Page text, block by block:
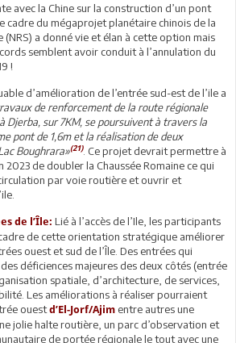
avec la Chine sur la construction d’un pont
cadre du mégaprojet planétaire chinois de la
(NRS) a donné vie et élan à cette option mais
semblent avoir conduit à l’annulation du
!
d’amélioration de l’entrée sud-est de l’ile a
de renforcement de la route régionale
Djerba, sur 7KM, se poursuivent à travers la
pont de 1,6m et la réalisation de deux
Boughrara»(21). Ce projet devrait permettre à
2023 de doubler la Chaussée Romaine ce qui
par voie routière et ouvrir et
de l’Île: Lié à l’accès de l’Ile, les participants
de cette orientation stratégique améliorer
ouest et sud de l’Île. Des entrées qui
déficiences majeures des deux côtés (entrée
spatiale, d’architecture, de services,
Les améliorations à réaliser pourraient
ouestd’El-Jorf/Ajim entre autres une
jolie halte routière, un parc d’observation et
de portée régionale le tout avec une